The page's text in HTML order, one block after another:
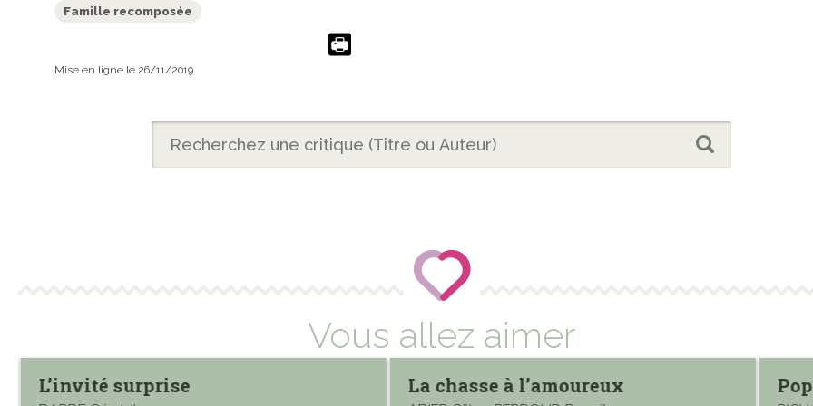
Famille recomposée
Mise en ligne le 26/11/2019
Vous allez aimer
L’invité surprise La chasse à l’amoureux